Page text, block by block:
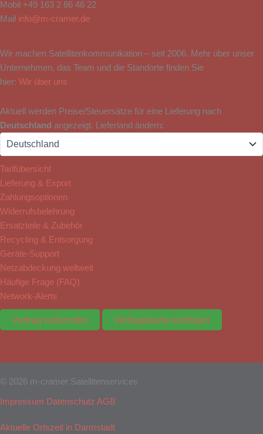
Mobil +49 163 2 86 46 22
Mail info@m-cramer.de
Wir machen Satellitenkommunikation – seit 2006. Mehr über unser
Unternehmen, das Team und die Standorte finden Sie
hier: Wir über uns
Aktuell werden Preise/Steuersätze für eine Lieferung nach
Deutschland angezeigt. Lieferland ändern:
Tarifübersicht
Lieferung & Export
Zahlungsoptionen
Widerrufsbelehrung
Ersatzteile & Zubehör
Recycling & Entsorgung
Geräte-Support
Netzabdeckung weltweit
Häufige Frage (FAQ)
Network-Alerts
Vertrag widerrufen Vertragskarte kündigen
© 2026 m-cramer Satellitenservices
Impressum Datenschutz AGB
Aktuelle Ortszeit in Darmstadt